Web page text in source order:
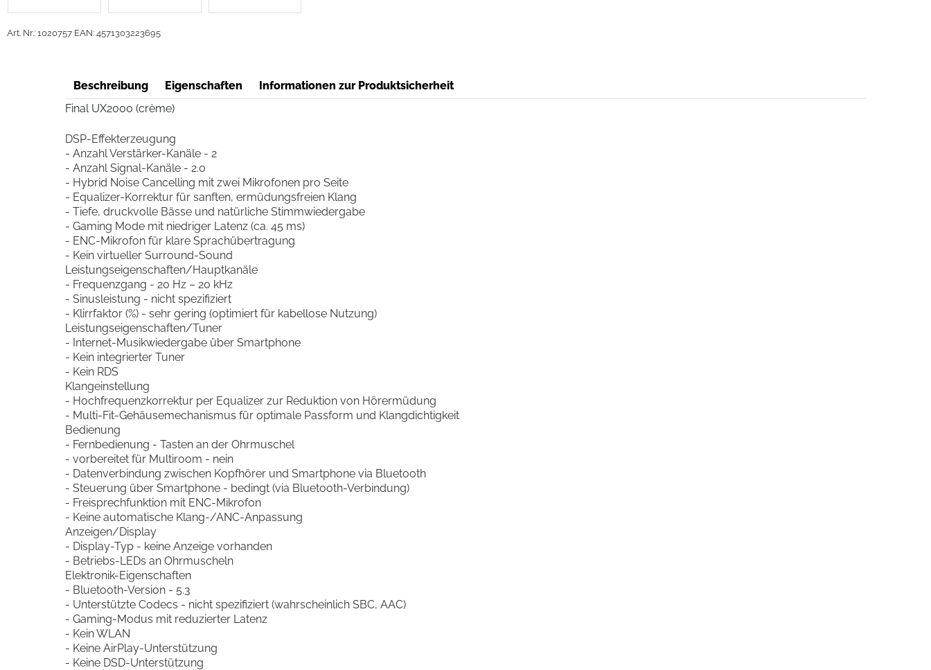
Art. Nr.: 1020757 EAN: 4571303223695
Beschreibung Eigenschaften
Informationen zur Produktsicherheit
Final UX2000 (crème)
DSP-Effekterzeugung
- Anzahl Verstärker-Kanäle - 2
- Anzahl Signal-Kanäle - 2.0
- Hybrid Noise Cancelling mit zwei Mikrofonen pro Seite
- Equalizer-Korrektur für sanften, ermüdungsfreien Klang
- Tiefe, druckvolle Bässe und natürliche Stimmwiedergabe
- Gaming Mode mit niedriger Latenz (ca. 45 ms)
- ENC-Mikrofon für klare Sprachübertragung
- Kein virtueller Surround-Sound
Leistungseigenschaften/Hauptkanäle
- Frequenzgang - 20 Hz – 20 kHz
- Sinusleistung - nicht spezifiziert
- Klirrfaktor (%) - sehr gering (optimiert für kabellose Nutzung)
Leistungseigenschaften/Tuner
- Internet-Musikwiedergabe über Smartphone
- Kein integrierter Tuner
- Kein RDS
Klangeinstellung
- Hochfrequenzkorrektur per Equalizer zur Reduktion von Hörermüdung
- Multi-Fit-Gehäusemechanismus für optimale Passform und Klangdichtigkeit
Bedienung
- Fernbedienung - Tasten an der Ohrmuschel
- vorbereitet für Multiroom - nein
- Datenverbindung zwischen Kopfhörer und Smartphone via Bluetooth
- Steuerung über Smartphone - bedingt (via Bluetooth-Verbindung)
- Freisprechfunktion mit ENC-Mikrofon
- Keine automatische Klang-/ANC-Anpassung
Anzeigen/Display
- Display-Typ - keine Anzeige vorhanden
- Betriebs-LEDs an Ohrmuscheln
Elektronik-Eigenschaften
- Bluetooth-Version - 5.3
- Unterstützte Codecs - nicht spezifiziert (wahrscheinlich SBC, AAC)
- Gaming-Modus mit reduzierter Latenz
- Kein WLAN
- Keine AirPlay-Unterstützung
- Keine DSD-Unterstützung